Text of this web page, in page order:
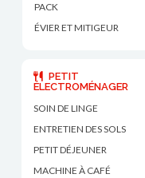
PACK
ÉVIER ET MITIGEUR
PETIT
ÉLECTROMÉNAGER
SOIN DE LINGE
ENTRETIEN DES SOLS
PETIT DÉJEUNER
MACHINE À CAFÉ